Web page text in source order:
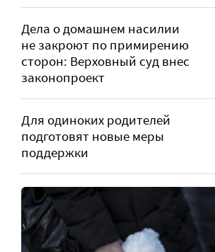
Дела о домашнем насилии
не закроют по примирению
сторон: Верховный суд внес
законопроект
Для одиноких родителей
подготовят новые меры
поддержки